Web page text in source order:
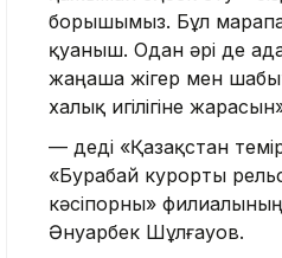
борышымыз. Бұл
қуаныш. Одан әрі де
жаңаша жігер мен шабыт
халық игілігіне
— деді «Қазақстан
«Бурабай курорты
кәсіпорны»
Әнуарбек Шұлғауов.